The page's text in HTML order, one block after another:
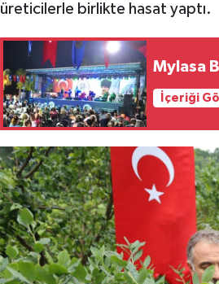
üreticilerle birlikte hasat yaptı.
Mylasa
İçeriği